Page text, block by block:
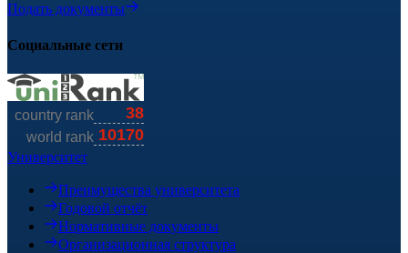
Подать документы
Социальные сети
Университет
Преимущества университета
Годовой отчёт
Нормативные документы
Организационная структура